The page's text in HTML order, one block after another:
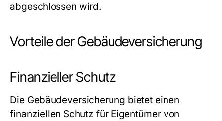
abgeschlossen wird.
Vorteile der Gebäudeversicherung
Finanzieller Schutz
Die Gebäudeversicherung bietet einen
finanziellen Schutz für Eigentümer von